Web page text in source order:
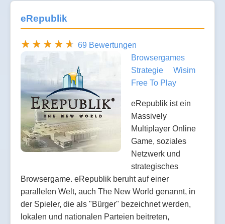
eRepublik
69 Bewertungen
Browsergames
Strategie
Wisim
Free To Play
eRepublik ist ein
Massively
Multiplayer Online
Game, soziales
Netzwerk und
strategisches
Browsergame. eRepublik beruht auf einer
parallelen Welt, auch The New World genannt, in
der Spieler, die als "Bürger" bezeichnet werden,
lokalen und nationalen Parteien beitreten,